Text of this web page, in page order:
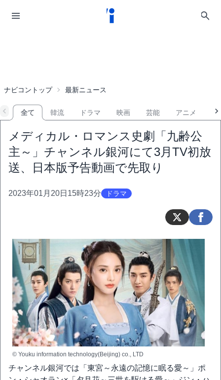
ナビコントップ 最新ニュース
全て 韓流 ドラマ 映画 芸能 アニメ
メディカル・ロマンス史劇「九齢公
主～」チャンネル銀河にて3月TV初放
送、日本版予告動画で先取り
2023年01月20日15時23分 ドラマ
© Youku information technology(Beijing) co., LTD
チャンネル銀河では「東宮～永遠の記憶に眠る愛～」ポ